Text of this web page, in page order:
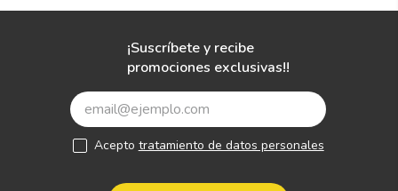
¡Suscríbete y recibe
promociones exclusivas!!
Acepto tratamiento de datos personales